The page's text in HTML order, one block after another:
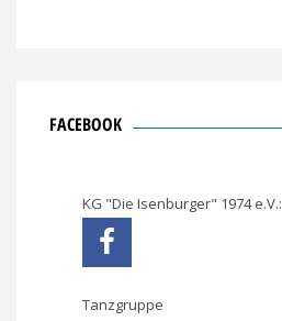
FACEBOOK
KG "Die Isenburger" 1974 e.V.:
Tanzgruppe